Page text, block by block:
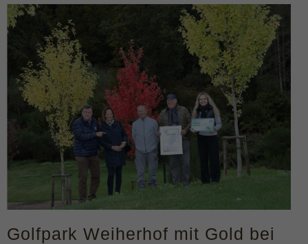
Golfpark Weiherhof mit Gold bei